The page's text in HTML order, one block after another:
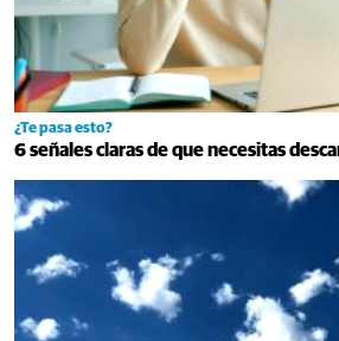
¿Te pasa esto?
6 señales claras de que necesitas